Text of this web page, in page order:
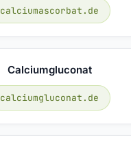
calciumascorbat.de
Calciumgluconat
calciumgluconat.de